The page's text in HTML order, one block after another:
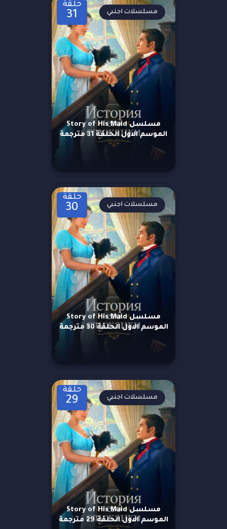
حلقة
31
مسلسل Story of His Maid
الموسم الاول الحلقة 31 مترجمة
مسلسلات اجنبي
حلقة
30
مسلسل Story of His Maid
الموسم الاول الحلقة 30 مترجمة
مسلسلات اجنبي
حلقة
29
مسلسل Story of His Maid
الموسم الاول الحلقة 29 مترجمة
مسلسلات اجنبي